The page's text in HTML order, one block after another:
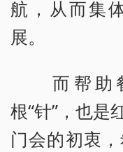
航，从而集
展。
而帮助餐
根“针”，也是
门会的初衷